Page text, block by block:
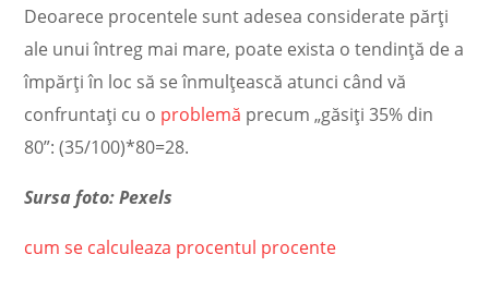
Deoarece procentele sunt adesea considerate părți
ale unui întreg mai mare, poate exista o tendință de a
împărți în loc să se înmulțească atunci când vă
confruntați cu o problemă precum „găsiți 35% din
80”: (35/100)*80=28.
Sursa foto: Pexels
cum se calculeaza procentul procente